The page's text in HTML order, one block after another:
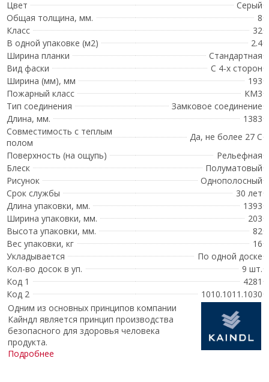
Цвет
Серый
Общая толщина, мм.
8
Класс
32
В одной упаковке (м2)
2.4
Ширина планки
Стандартная
Вид фаски
С 4-х сторон
Ширина (мм), мм
193
Пожарный класс
КМ3
Тип соединения
Замковое соединение
Длина, мм.
1383
Совместимость с теплым
полом
Да, не более 27 С
Поверхность (на ощупь)
Рельефная
Блеск
Полуматовый
Рисунок
Однополосный
Срок службы
30 лет
Длина упаковки, мм.
1393
Ширина упаковки, мм.
203
Высота упаковки, мм.
82
Вес упаковки, кг
16
Укладывается
По одной доске
Кол-во досок в уп.
9 шт.
Код 1
4281
Код 2
1010.1011.1030
Одним из основных принципов компании
Кайндл является принцип производства
безопасного для здоровья человека
продукта.
Подробнее